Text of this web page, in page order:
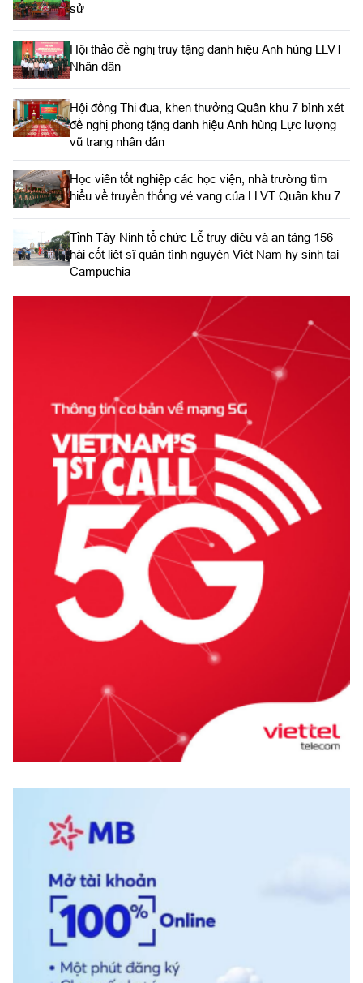
sử
Hội thảo đề nghị truy tặng danh hiệu Anh hùng LLVT
Nhân dân
Hội đồng Thi đua, khen thưởng Quân khu 7 bình xét
đề nghị phong tặng danh hiệu Anh hùng Lực lượng
vũ trang nhân dân
Học viên tốt nghiệp các học viện, nhà trường tìm
hiểu về truyền thống vẻ vang của LLVT Quân khu 7
​Tỉnh Tây Ninh tổ chức Lễ truy điệu và an táng 156
hài cốt liệt sĩ quân tình nguyện Việt Nam hy sinh tại
Campuchia